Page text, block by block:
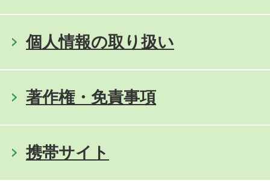
個人情報の取り扱い
著作権・免責事項
携帯サイト